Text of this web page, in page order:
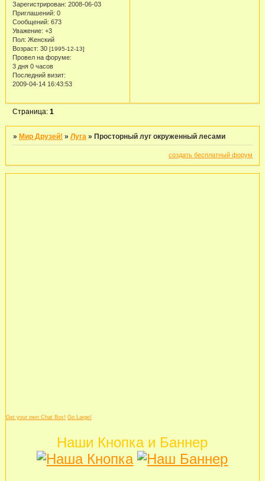
Зарегистрирован: 2008-06-03
Приглашений: 0
Сообщений: 673
Уважение: +3
Пол: Женский
Возраст: 30 [1995-12-13]
Провел на форуме:
3 дня 0 часов
Последний визит:
2009-04-14 16:43:53
Страница:1
»Мир Друзей! »Луга »Просторный луг окруженный лесами
создать бесплатный форум
Get your own Chat Box! Go Large!
Наши Кнопка и Баннер